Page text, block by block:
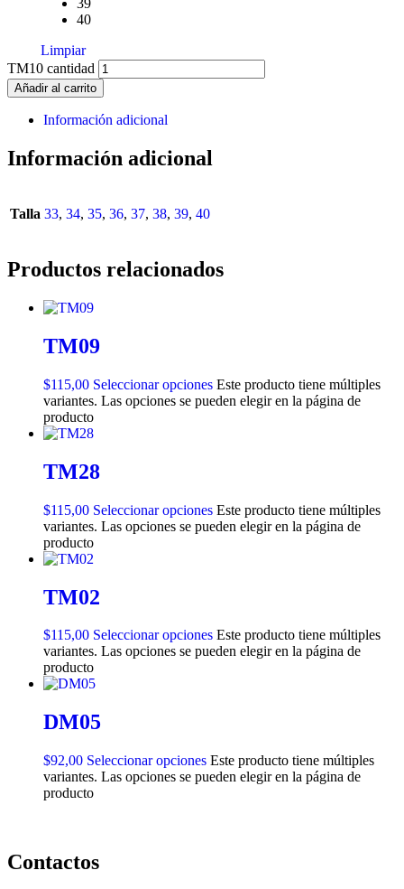
39
40
Limpiar
TM10 cantidad
Añadir al carrito
Información adicional
Información adicional
Talla 33, 34, 35, 36, 37, 38, 39, 40
Productos relacionados
TM09
$115,00 Seleccionar opciones Este producto tiene múltiples
variantes. Las opciones se pueden elegir en la página de
producto
TM28
$115,00 Seleccionar opciones Este producto tiene múltiples
variantes. Las opciones se pueden elegir en la página de
producto
TM02
$115,00 Seleccionar opciones Este producto tiene múltiples
variantes. Las opciones se pueden elegir en la página de
producto
DM05
$92,00 Seleccionar opciones Este producto tiene múltiples
variantes. Las opciones se pueden elegir en la página de
producto
Contactos